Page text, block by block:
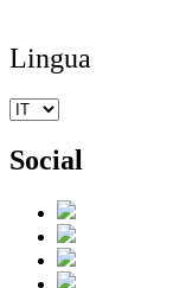
Lingua
Social